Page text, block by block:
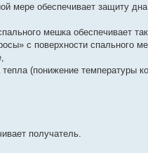
мере обеспечивает защиту
мешка обеспечивает
с поверхности спального
(понижение температуры
получатель.